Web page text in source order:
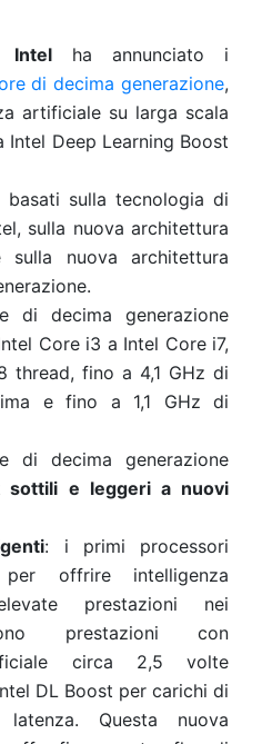
Intel ha annunciato i
di decima generazione,
artificiale su larga scala
Intel Deep Learning Boost
basati sulla tecnologia di
sulla nuova architettura
sulla nuova architettura
di decima generazione
Core i3 a Intel Core i7,
fino a 4,1 GHz di
e fino a 1,1 GHz di
di decima generazione
sottili e leggeri a nuovi
: i primi processori
offrire intelligenza
prestazioni nei
prestazioni con
circa 2,5 volte
DL Boost per carichi di
Questa nuova